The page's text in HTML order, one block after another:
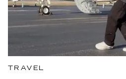
TRAVEL